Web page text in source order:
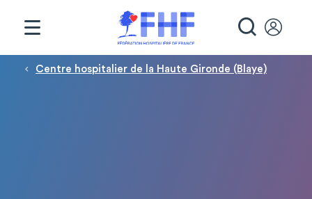
Fil d'Ariane
Centre hospitalier de la Haute Gironde (Blaye)
Panneau de gestion des cookies